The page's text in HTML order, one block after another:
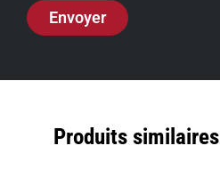
Envoyer
Produits similaires